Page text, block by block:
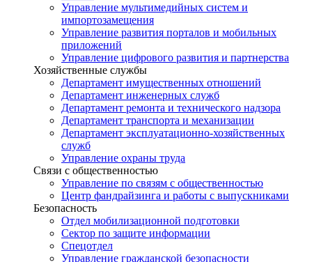
Управление мультимедийных систем и
импортозамещения
Управление развития порталов и мобильных
приложений
Управление цифрового развития и партнерства
Хозяйственные службы
Департамент имущественных отношений
Департамент инженерных служб
Департамент ремонта и технического надзора
Департамент транспорта и механизации
Департамент эксплуатационно-хозяйственных
служб
Управление охраны труда
Связи с общественностью
Управление по связям с общественностью
Центр фандрайзинга и работы с выпускниками
Безопасность
Отдел мобилизационной подготовки
Сектор по защите информации
Спецотдел
Управление гражданской безопасности